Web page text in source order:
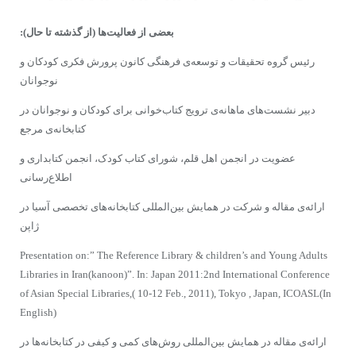
بعضى از فعالیت‌ها (از گذشته تا حال):
رئیس گروه تحقیقات و توسعه‌ی فرهنگی کانون پرورش فکری کودکان و
نوجوانان
دبیر نشست‌های ماهانه‌ی ترویج کتاب‌خوانی برای کودکان و نوجوانان در
کتابخانه‌ی مرجع
عضویت در انجمن اهل قلم، شورای کتاب کودک، انجمن کتابداری و
اطلاع‌رسانی
ارائه‌ی مقاله و شرکت در همایش بین‌المللی کتابخانه‌های تخصصی آسیا در
ژاپن
Presentation on:” The Reference Library & children’s and Young Adults
Libraries in Iran(kanoon)”. In: Japan 2011:2nd International Conference
of Asian Special Libraries,( 10-12 Feb., 2011), Tokyo , Japan, ICOASL(In
English)
ارائه‌ی مقاله در همایش بین‌المللی روش‌های کمی و کیفی در کتابخانه‌ها در